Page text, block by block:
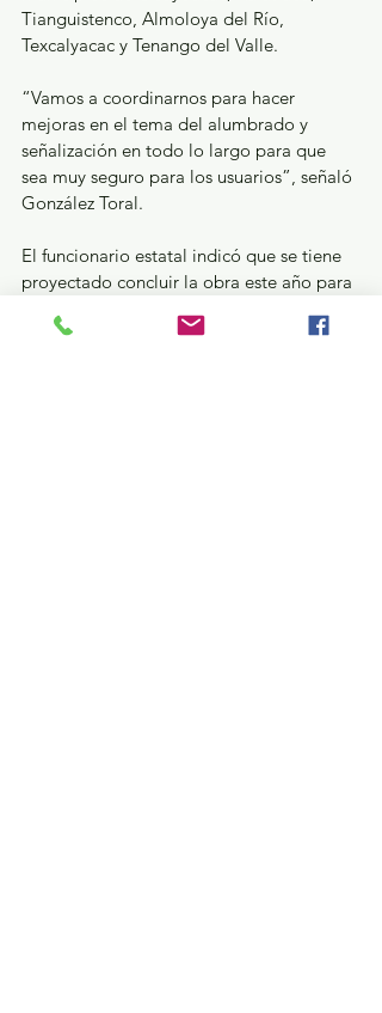
Tianguistenco, Almoloya del Río,
Texcalyacac y Tenango del Valle.
“Vamos a coordinarnos para hacer
mejoras en el tema del alumbrado y
señalización en todo lo largo para que
sea muy seguro para los usuarios”, señaló
González Toral.
El funcionario estatal indicó que se tiene
proyectado concluir la obra este año para
transitan diariamente por esta ruta.